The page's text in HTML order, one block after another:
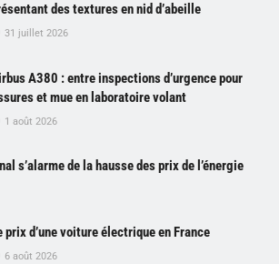
des textures en nid d’abeille
31 juillet 2026
A380 : entre inspections d’urgence pour
et mue en laboratoire volant
1 août 2026
s’alarme de la hausse des prix de l’énergie
prix d’une voiture électrique en France
6 août 2026